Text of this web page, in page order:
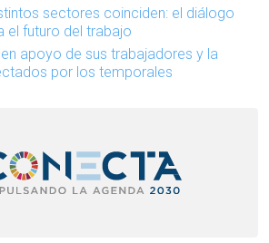
sectores coinciden: el diálogo
el futuro del trabajo
apoyo de sus trabajadores y la
por los temporales